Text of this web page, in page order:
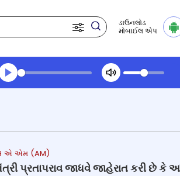
ડાઉનલોડ
મોબાઈલ એપ
summary
એ એમ (AM)
પ્રતાપરાવ જાધવે જાહેરાત કરી છે